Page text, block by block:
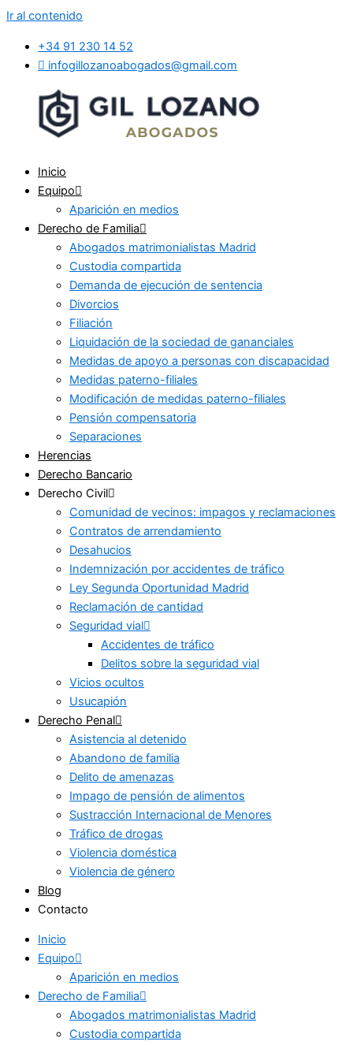
Ir al contenido
+34 91 230 14 52
infogillozanoabogados@gmail.com
Inicio
Equipo
Aparición en medios
Derecho de Familia
Abogados matrimonialistas Madrid
Custodia compartida
Demanda de ejecución de sentencia
Divorcios
Filiación
Liquidación de la sociedad de gananciales
Medidas de apoyo a personas con discapacidad
Medidas paterno-filiales
Modificación de medidas paterno-filiales
Pensión compensatoria
Separaciones
Herencias
Derecho Bancario
Derecho Civil
Comunidad de vecinos: impagos y reclamaciones
Contratos de arrendamiento
Desahucios
Indemnización por accidentes de tráfico
Ley Segunda Oportunidad Madrid
Reclamación de cantidad
Seguridad vial
Accidentes de tráfico
Delitos sobre la seguridad vial
Vicios ocultos
Usucapión
Derecho Penal
Asistencia al detenido
Abandono de familia
Delito de amenazas
Impago de pensión de alimentos
Sustracción Internacional de Menores
Tráfico de drogas
Violencia doméstica
Violencia de género
Blog
Contacto
Inicio
Equipo
Aparición en medios
Derecho de Familia
Abogados matrimonialistas Madrid
Custodia compartida